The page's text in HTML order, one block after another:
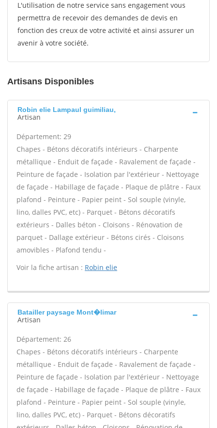
L'utilisation de notre service sans engagement vous
permettra de recevoir des demandes de devis en
fonction des creux de votre activité et ainsi assurer un
avenir à votre société.
Artisans Disponibles
Robin elie Lampaul guimiliau,
Artisan
Département: 29
Chapes - Bétons décoratifs intérieurs - Charpente
métallique - Enduit de façade - Ravalement de façade -
Peinture de façade - Isolation par l'extérieur - Nettoyage
de façade - Habillage de façade - Plaque de plâtre - Faux
plafond - Peinture - Papier peint - Sol souple (vinyle,
lino, dalles PVC, etc) - Parquet - Bétons décoratifs
extérieurs - Dalles béton - Cloisons - Rénovation de
parquet - Dallage extérieur - Bétons cirés - Cloisons
amovibles - Plafond tendu -
Voir la fiche artisan : Robin elie
Batailler paysage Mont�limar
Artisan
Département: 26
Chapes - Bétons décoratifs intérieurs - Charpente
métallique - Enduit de façade - Ravalement de façade -
Peinture de façade - Isolation par l'extérieur - Nettoyage
de façade - Habillage de façade - Plaque de plâtre - Faux
plafond - Peinture - Papier peint - Sol souple (vinyle,
lino, dalles PVC, etc) - Parquet - Bétons décoratifs